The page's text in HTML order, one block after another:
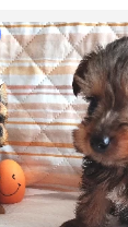
療を受ける事
できなかった
。子供たちに
癖など）